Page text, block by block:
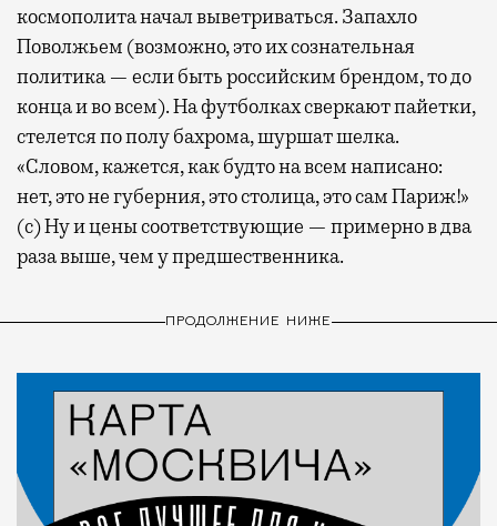
космополита начал выветриваться. Запахло
Поволжьем (возможно, это их сознательная
политика — если быть российским брендом, то до
конца и во всем). На футболках сверкают пайетки,
стелется по полу бахрома, шуршат шелка.
«Словом, кажется, как будто на всем написано:
нет, это не губерния, это столица, это сам Париж!»
(с) Ну и цены соответствующие — примерно в два
раза выше, чем у предшественника.
ПРОДОЛЖЕНИЕ НИЖЕ